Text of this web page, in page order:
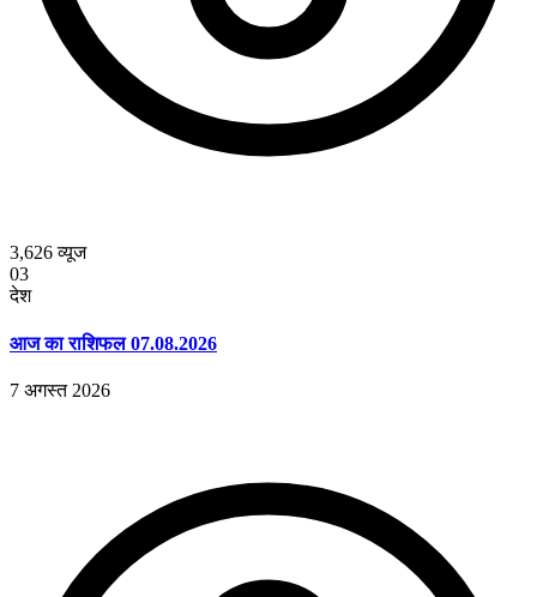
3,626व्यूज
03
देश
आज का राशिफल 07.08.2026
7 अगस्त 2026